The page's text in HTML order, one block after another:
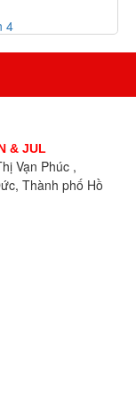
4
& JUL
Vạn Phúc ,
Thành phố Hồ